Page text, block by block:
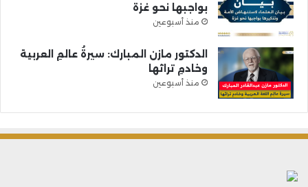
بواجبها نحو غزة
منذ أسبوعين
الدكتور مازن المبارك: سيرةُ عالمِ العربية
وخادمِ تراثها
منذ أسبوعين